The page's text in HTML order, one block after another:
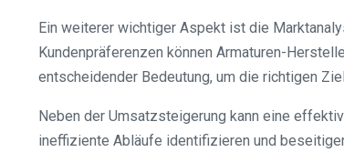
Ein weiterer wichtiger Aspekt ist die
Kundenpräferenzen können Armaturen-
entscheidender Bedeutung, um die richtigen
Neben der Umsatzsteigerung kann eine
ineffiziente Abläufe identifizieren und